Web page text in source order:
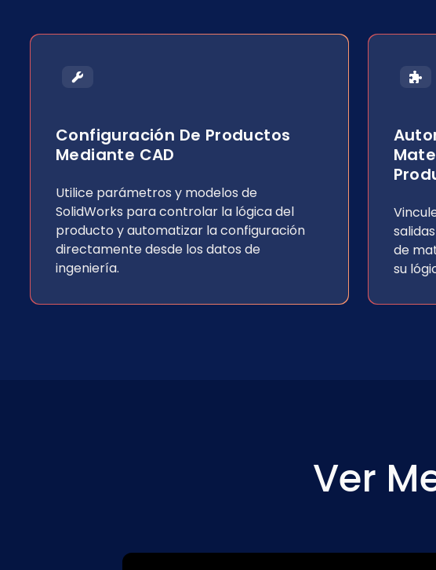
Configuración De Productos
Mediante CAD
Utilice parámetros y modelos de
SolidWorks para controlar la lógica del
producto y automatizar la configuración
directamente desde los datos de
ingeniería.
de
su
Ver